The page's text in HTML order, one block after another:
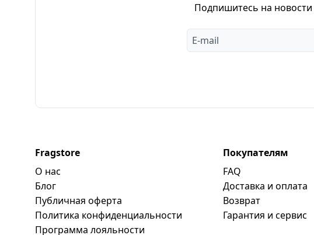
Подпишитесь на новости
Fragstore
О нас
Блог
Публичная оферта
Политика конфиденциальности
Программa лояльности
Покупателям
FAQ
Доставка и оплата
Возврат
Гарантия и сервис